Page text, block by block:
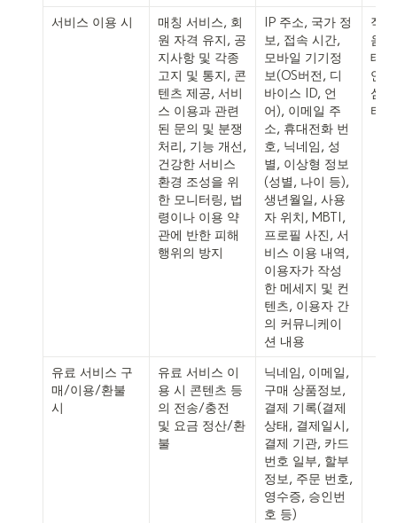
서비스 이용 시
매칭 서비스, 회
원 자격 유지, 공
지사항 및 각종
고지 및 통지, 콘
텐츠 제공, 서비
스 이용과 관련
된 문의 및 분쟁
처리, 기능 개선,
건강한 서비스
환경 조성을 위
한 모니터링, 법
령이나 이용 약
관에 반한 피해
행위의 방지
IP 주소, 국가 정
보, 접속 시간,
모바일 기기정
보(OS버전, 디
바이스 ID, 언
어), 이메일 주
소, 휴대전화 번
호, 닉네임, 성
별, 이상형 정보
생년월일, 사용
자 위치, MBTI,
프로필 사진, 서
비스 이용 내역,
이용자가 작성
한 메세지 및 컨
텐츠, 이용자 간
의 커뮤니케이
션 내용
음
테
연
심
타일
유료 서비스 구
매/이용/환불
시
유료 서비스 이
용 시 콘텐츠 등
의 전송/충전
및 요금 정산/환
불
닉네임, 이메일,
구매 상품정보,
결제 기록(결제
상태, 결제일시,
결제 기관, 카드
번호 일부, 할부
정보, 주문 번호,
영수증, 승인번
호 등)